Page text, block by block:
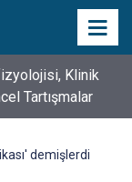
Çıktı? 10
demişlerdi